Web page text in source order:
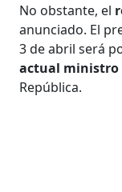
No obstante, el
anunciado. El
3 de abril será
actual ministro
República.